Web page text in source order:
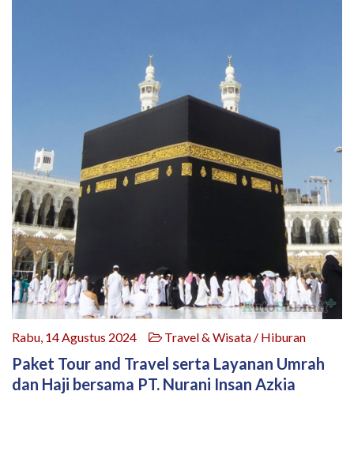
Rabu, 14 Agustus 2024 Travel & Wisata / Hiburan
Paket Tour and Travel serta Layanan Umrah
dan Haji bersama PT. Nurani Insan Azkia